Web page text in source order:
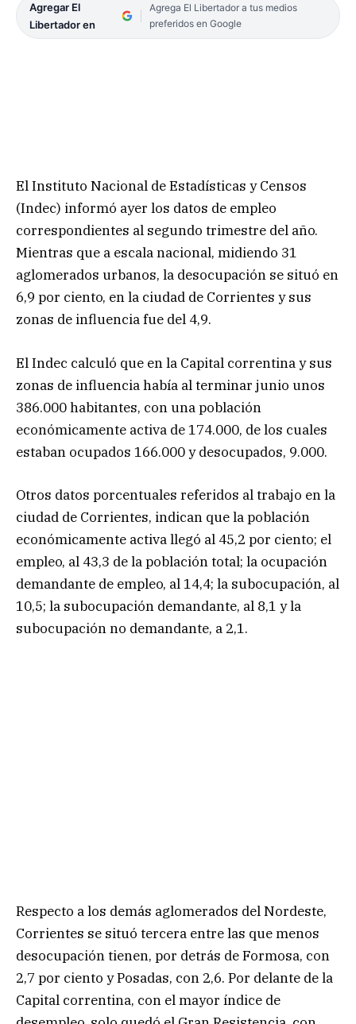
Agregar El
Libertador en
Agrega El Libertador a tus medios
preferidos en Google
El Instituto Nacional de Estadísticas y Censos
(Indec) informó ayer los datos de empleo
correspondientes al segundo trimestre del año.
Mientras que a escala nacional, midiendo 31
aglomerados urbanos, la desocupación se situó en
6,9 por ciento, en la ciudad de Corrientes y sus
zonas de influencia fue del 4,9.
El Indec calculó que en la Capital correntina y sus
zonas de influencia había al terminar junio unos
386.000 habitantes, con una población
económicamente activa de 174.000, de los cuales
estaban ocupados 166.000 y desocupados, 9.000.
Otros datos porcentuales referidos al trabajo en la
ciudad de Corrientes, indican que la población
económicamente activa llegó al 45,2 por ciento; el
empleo, al 43,3 de la población total; la ocupación
demandante de empleo, al 14,4; la subocupación, al
10,5; la subocupación demandante, al 8,1 y la
subocupación no demandante, a 2,1.
Respecto a los demás aglomerados del Nordeste,
Corrientes se situó tercera entre las que menos
desocupación tienen, por detrás de Formosa, con
2,7 por ciento y Posadas, con 2,6. Por delante de la
Capital correntina, con el mayor índice de